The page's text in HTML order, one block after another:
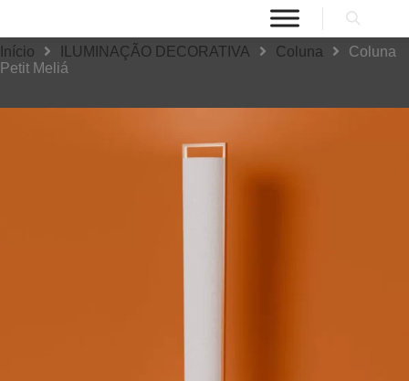
Início ILUMINAÇÃO DECORATIVA Coluna
Coluna
Petit Meliá